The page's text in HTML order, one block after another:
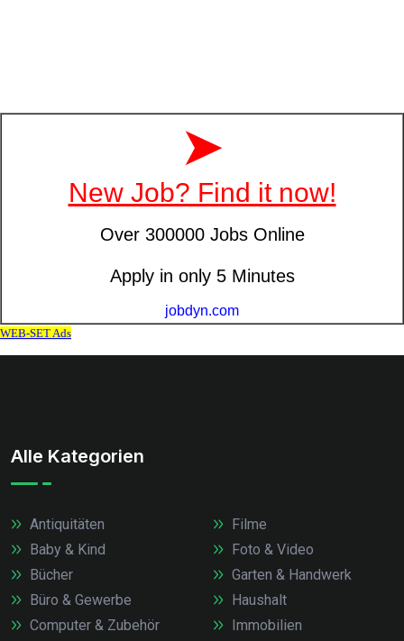
Alle Kategorien
Antiquitäten
Baby & Kind
Bücher
Büro & Gewerbe
Computer & Zubehör
Filme
Foto & Video
Garten & Handwerk
Haushalt
Immobilien